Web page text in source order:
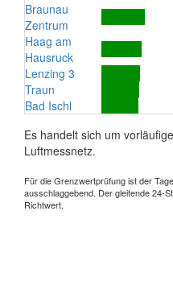
Braunau
Zentrum
Haag am
Hausruck
Lenzing 3
Traun
Bad Ischl
Es handelt sich um
Luftmessnetz.
Für die Grenzwertprüfung ist der
ausschlaggebend. Der gleitende 24-
Richtwert.